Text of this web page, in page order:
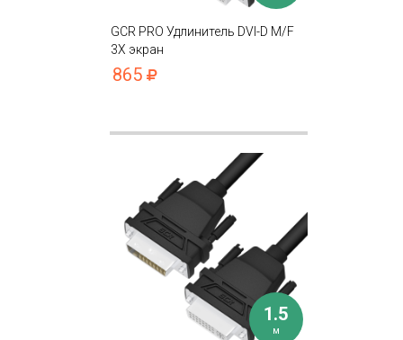
GCR PRO Удлинитель DVI-D M/F
3Х экран
865
1.5
м